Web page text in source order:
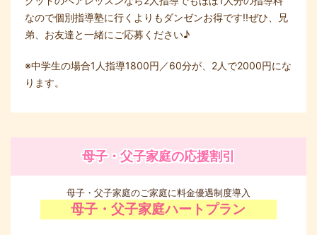
なので個別指導塾に行くよりもダンゼンお得です!!ぜひ、兄
弟、お友達と一緒にご応募ください♪
※中学生の場合1人指導1800円／60分が、2人で2000円にな
ります。
母子・父子家庭の応援割引
母子・父子家庭のご家庭に料金優遇制度導入
母子・父子家庭ハートプラン